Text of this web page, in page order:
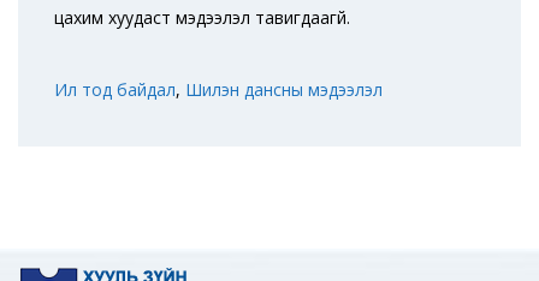
цахим хуудаст мэдээлэл тавигдаагүй.
Ил тод байдал, Шилэн дансны мэдээлэл